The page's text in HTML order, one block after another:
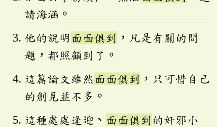
請海涵。
他的說明 面面俱到 ，凡是有關的問
題，都照顧到了。
這篇論文雖然 面面俱到 ，只可惜自己
的創見並不多。
這種處處逢迎、 面面俱到 的奸邪小